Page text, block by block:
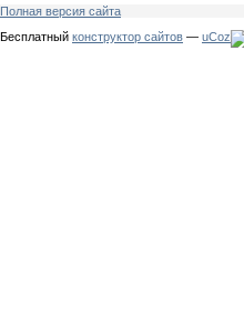
Полная версия сайта
Бесплатный конструктор сайтов — uCoz